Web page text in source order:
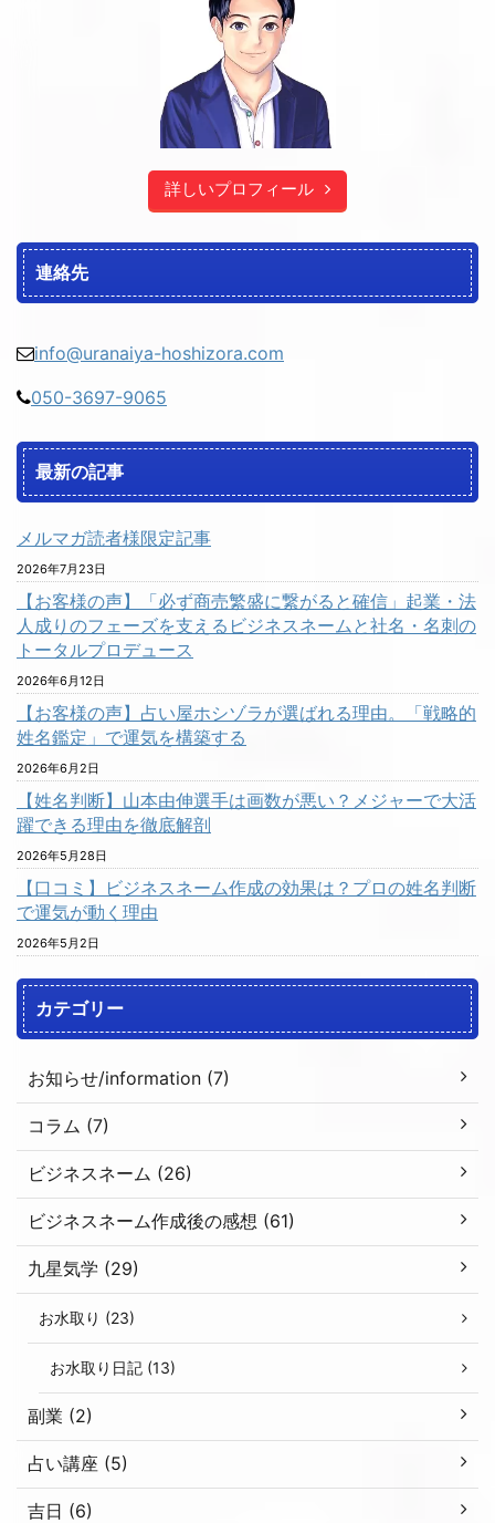
詳しいプロフィール
連絡先
info@uranaiya-hoshizora.com
050-3697-9065
最新の記事
メルマガ読者様限定記事
2026年7月23日
【お客様の声】「必ず商売繁盛に繋がると確信」起業・法
人成りのフェーズを支えるビジネスネームと社名・名刺の
トータルプロデュース
2026年6月12日
【お客様の声】占い屋ホシゾラが選ばれる理由。「戦略的
姓名鑑定」で運気を構築する
2026年6月2日
【姓名判断】山本由伸選手は画数が悪い？メジャーで大活
躍できる理由を徹底解剖
2026年5月28日
【口コミ】ビジネスネーム作成の効果は？プロの姓名判断
で運気が動く理由
2026年5月2日
カテゴリー
お知らせ/information (7)
コラム (7)
ビジネスネーム (26)
ビジネスネーム作成後の感想 (61)
九星気学 (29)
お水取り (23)
お水取り日記 (13)
副業 (2)
占い講座 (5)
吉日 (6)